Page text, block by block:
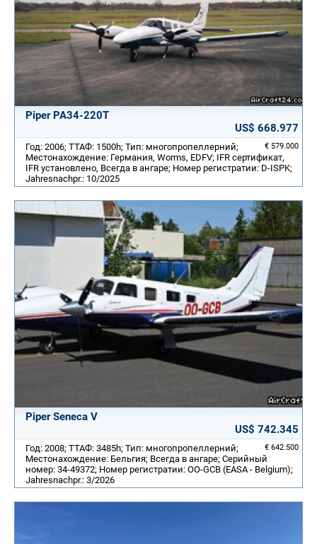
Piper PA34-220T
US$ 668.977
€ 579.000
Год: 2006; ТТАФ: 1500h; Тип: многопропеллерний;
Местонахождение: Германия, Worms, EDFV; IFR сертификат,
IFR установлено, Всегда в ангаре; Номер регистратии: D-ISPK;
Jahresnachpr.: 10/2025
Piper Seneca V
US$ 742.345
€ 642.500
Год: 2008; ТТАФ: 3485h; Тип: многопропеллерний;
Местонахождение: Бельгия; Всегда в ангаре; Серийный
номер: 34-49372; Номер регистратии: OO-GCB (EASA - Belgium);
Jahresnachpr.: 3/2026